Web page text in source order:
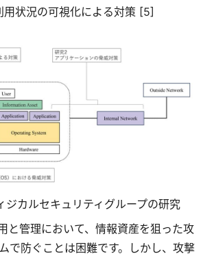
用状況の可視化による対策 [5]
ジカルセキュリティグループの研究
と管理において、情報資産を狙った攻
で防ぐことは困難です。しかし、攻撃